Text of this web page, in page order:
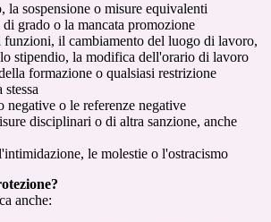
la sospensione o misure equivalenti
di grado o la mancata promozione
funzioni, il cambiamento del luogo di lavoro,
stipendio, la modifica dell'orario di lavoro
formazione o qualsiasi restrizione
stessa
negative o le referenze negative
disciplinari o di altra sanzione, anche
le molestie o l'ostracismo
anche: